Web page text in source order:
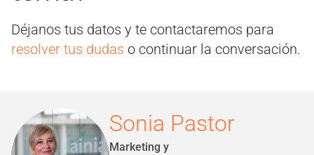
Déjanos tus datos y te contactaremos para
resolver tus dudas o continuar la conversación.
Sonia Pastor
Marketing y